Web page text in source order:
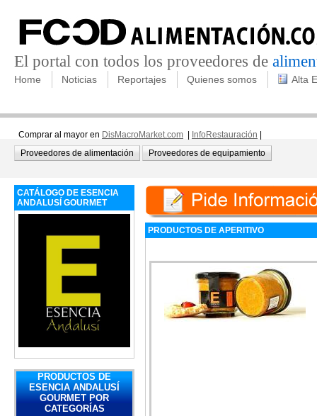
El portal con todos los proveedores de
Home Noticias Reportajes Quienes somos Alta
Comprar al mayor en DisMacroMarket.com InfoRestauración
Proveedores de alimentación
Proveedores de equipamiento
CATÁLOGO DE ESENCIA
ANDALUSÍ GOURMET
PRODUCTOS DE
ESENCIA ANDALUSÍ
GOURMET POR
CATEGORÍAS
PRODUCTOS DE APERITIVO